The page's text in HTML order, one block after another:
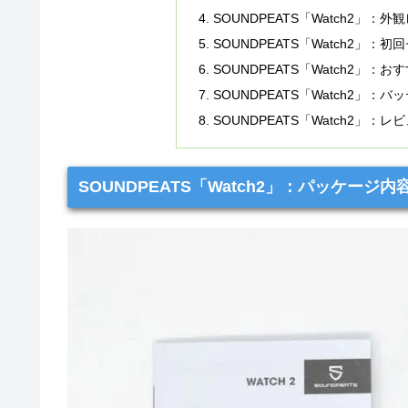
SOUNDPEATS「Watch2」：外
SOUNDPEATS「Watch2」：初
SOUNDPEATS「Watch2」：お
SOUNDPEATS「Watch2」：バ
SOUNDPEATS「Watch2」：レ
SOUNDPEATS「Watch2」：パッケージ内